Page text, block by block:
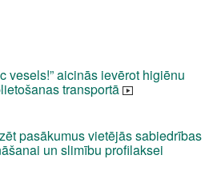
vesels!” aicinās ievērot higiēnu
transportā
pasākumus vietējās sabiedrības
un slimību profilaksei